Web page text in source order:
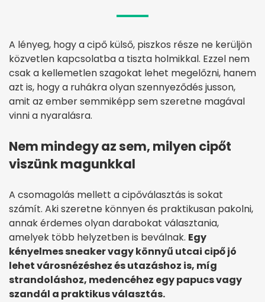
A lényeg, hogy a cipő külső, piszkos része ne kerüljön
közvetlen kapcsolatba a tiszta holmikkal. Ezzel nem
csak a kellemetlen szagokat lehet megelőzni, hanem
azt is, hogy a ruhákra olyan szennyeződés jusson,
amit az ember semmiképp sem szeretne magával
vinni a nyaralásra.
Nem mindegy az sem, milyen cipőt
viszünk magunkkal
A csomagolás mellett a cipőválasztás is sokat
számít. Aki szeretne könnyen és praktikusan pakolni,
annak érdemes olyan darabokat választania,
amelyek több helyzetben is beválnak. Egy
kényelmes sneaker vagy könnyű utcai cipő jó
lehet városnézéshez és utazáshoz is, míg
strandoláshoz, medencéhez egy papucs vagy
szandál a praktikus választás.